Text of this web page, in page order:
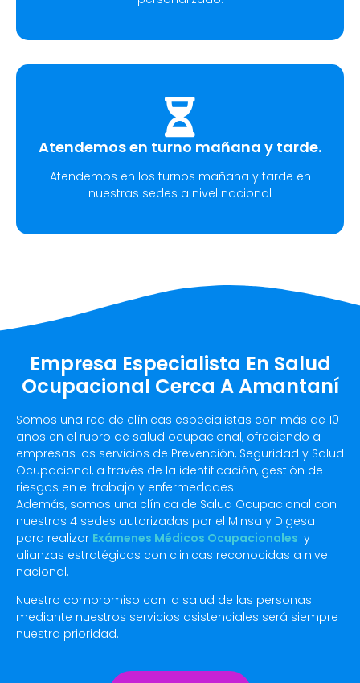
Atendemos en turno mañana y tarde.
Atendemos en los turnos mañana y tarde en
nuestras sedes a nivel nacional
Empresa Especialista En Salud
Ocupacional Cerca A Amantaní
Somos una red de clínicas especialistas con más de 10
años en el rubro de salud ocupacional, ofreciendo a
empresas los servicios de Prevención, Seguridad y Salud
Ocupacional, a través de la identificación, gestión de
riesgos en el trabajo y enfermedades.
Además, somos una clínica de Salud Ocupacional con
nuestras 4 sedes autorizadas por el Minsa y Digesa
para realizar Exámenes Médicos Ocupacionales y
alianzas estratégicas con clinicas reconocidas a nivel
nacional.
Nuestro compromiso con la salud de las personas
mediante nuestros servicios asistenciales será siempre
nuestra prioridad.